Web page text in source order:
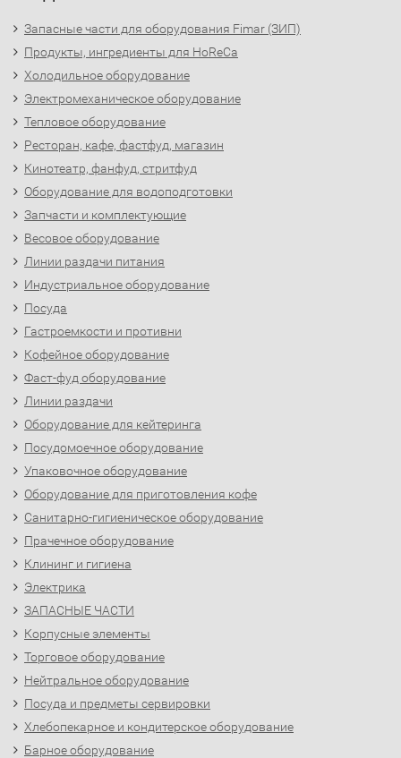
Запасные части для оборудования Fimar (ЗИП)
Продукты, ингредиенты для HoReCa
Холодильное оборудование
Электромеханическое оборудование
Тепловое оборудование
Ресторан, кафе, фастфуд, магазин
Кинотеатр, фанфуд, стритфуд
Оборудование для водоподготовки
Запчасти и комплектующие
Весовое оборудование
Линии раздачи питания
Индустриальное оборудование
Посуда
Гастроемкости и противни
Кофейное оборудование
Фаст-фуд оборудование
Линии раздачи
Оборудование для кейтеринга
Посудомоечное оборудование
Упаковочное оборудование
Оборудование для приготовления кофе
Санитарно-гигиеническое оборудование
Прачечное оборудование
Клининг и гигиена
Электрика
ЗАПАСНЫЕ ЧАСТИ
Корпусные элементы
Торговое оборудование
Нейтральное оборудование
Посуда и предметы сервировки
Хлебопекарное и кондитерское оборудование
Барное оборудование